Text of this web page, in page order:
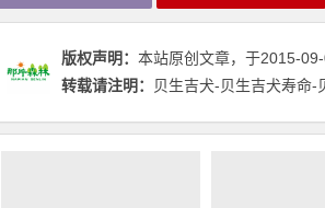
版权声明： 本站原创文章，于2015-
转载请注明：
贝生吉犬-贝生吉犬寿命-